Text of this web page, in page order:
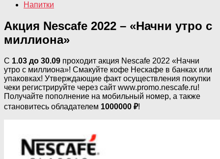
Напитки
Акция Nescafe 2022 – «Начни утро с
миллиона»
С 1.03 до 30.09 проходит акция Nescafe 2022 «Начни
утро с миллиона»! Смакуйте кофе Нескафе в банках или
упаковках! Утверждающие факт осуществления покупки
чеки регистрируйте через сайт www.promo.nescafe.ru!
Получайте пополнение на мобильный номер, а также
становитесь обладателем 1000000 ₽!